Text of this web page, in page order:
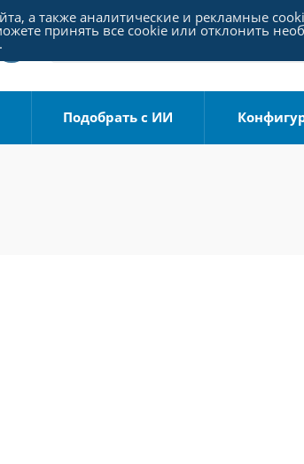
Подобрать с ИИ
а также аналитические и рекламные
принять все cookie или отклонить
.